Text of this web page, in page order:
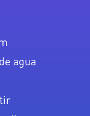
agua